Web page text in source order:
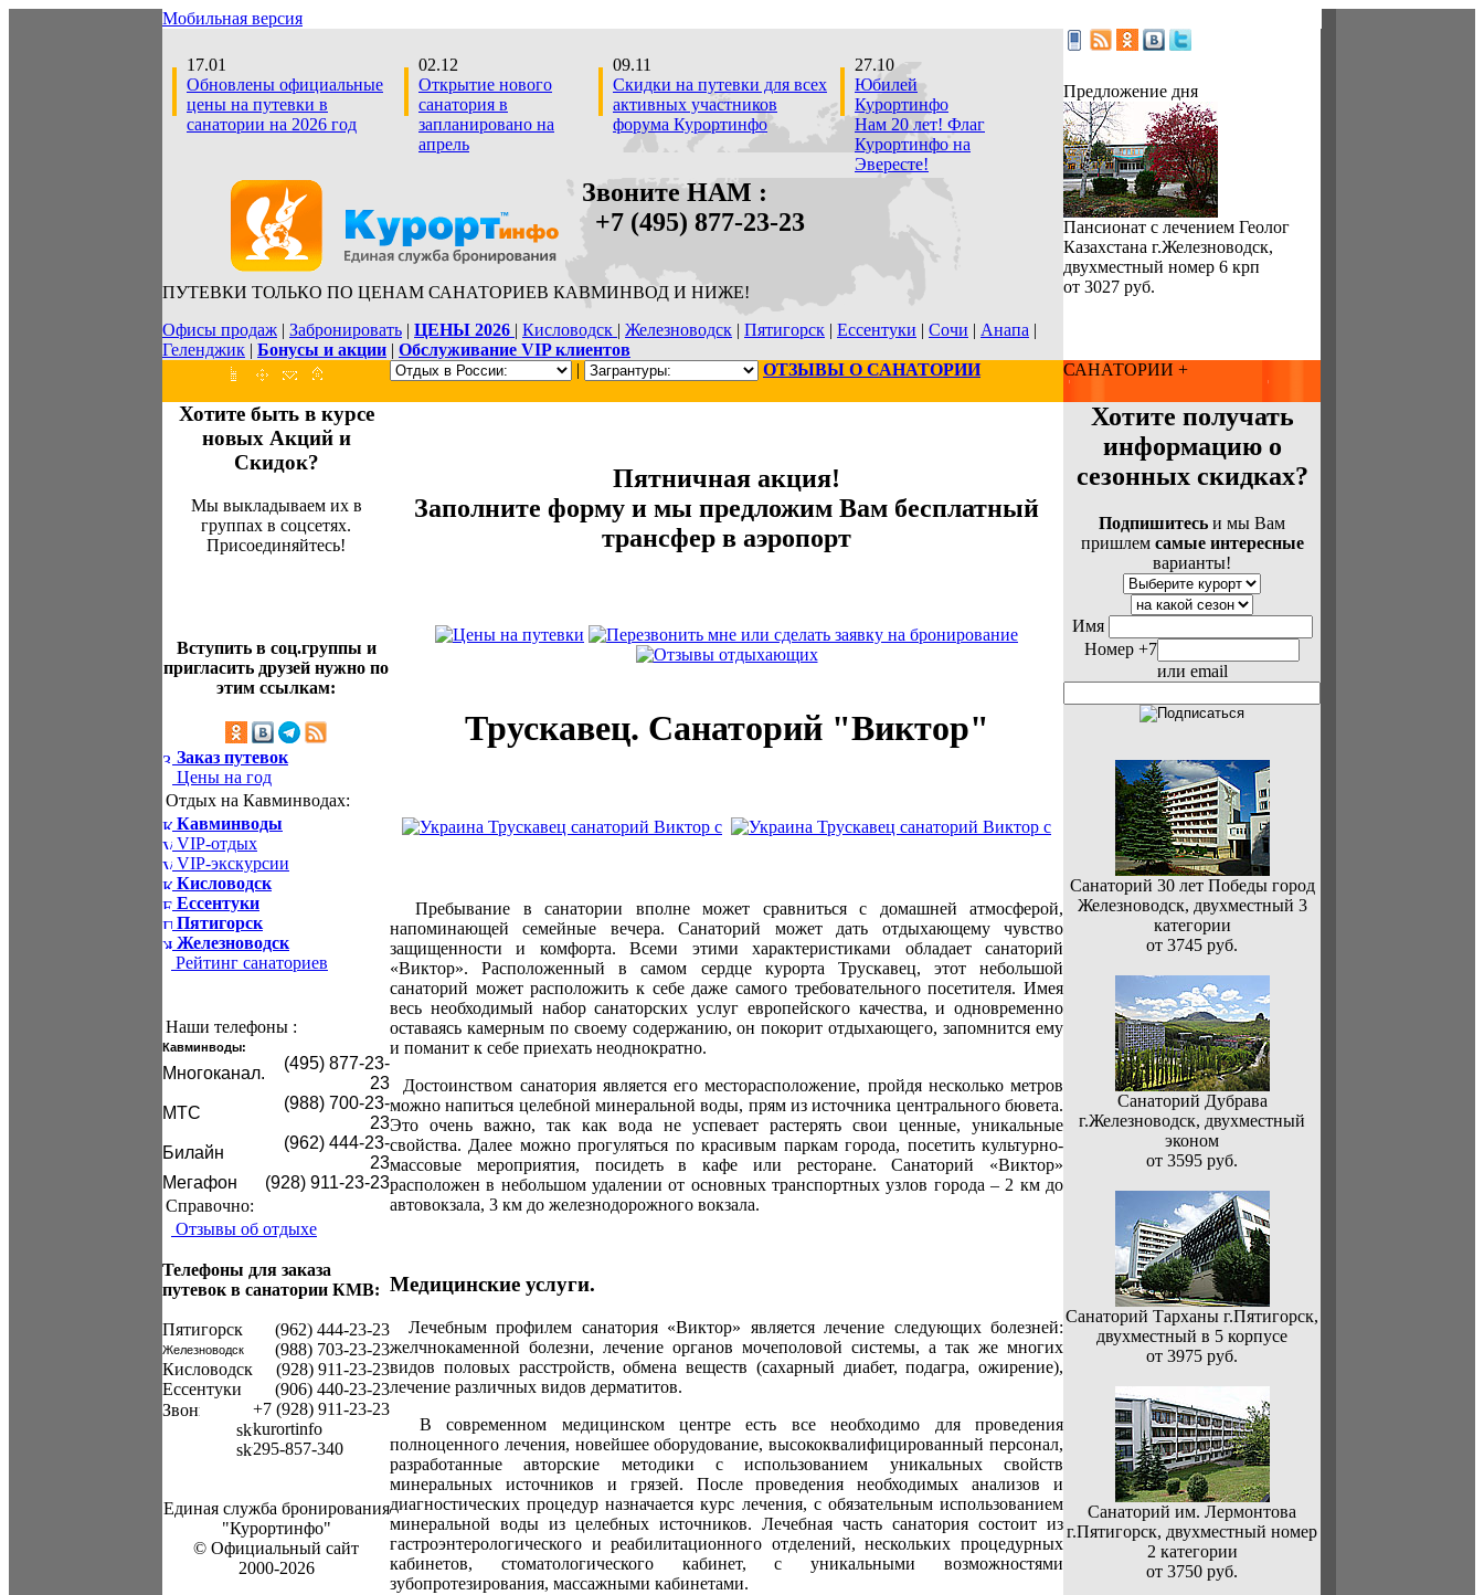
Мобильная версия
17.01
Обновлены официальные
цены на путевки в
санатории на 2026 год
02.12
Открытие нового
санатория в
запланировано на
апрель
09.11
Скидки на путевки для всех
активных участников
форума Курортинфо
27.10
Юбилей
Курортинфо
Нам 20 лет! Флаг
Курортинфо на
Эвересте!
Предложение дня
Пансионат с лечением Геолог
Казахстана г.Железноводск,
двухместный номер 6 крп
от 3027 руб.
Звоните НАМ :
+7 (495) 877-23-23
ПУТЕВКИ ТОЛЬКО ПО ЦЕНАМ САНАТОРИЕВ КАВМИНВОД И НИЖЕ!
Офисы продаж | Забронировать | ЦЕНЫ 2026 | Кисловодск | Железноводск | Пятигорск | Ессентуки | Сочи | Анапа |
Геленджик | Бонусы и акции | Обслуживание VIP клиентов
|
ОТЗЫВЫ О САНАТОРИИ САНАТОРИИ +
Хотите быть в курсе
новых Акций и
Скидок?
Мы выкладываем их в
группах в соцсетях.
Присоединяйтесь!
Вступить в соц.группы и
пригласить друзей нужно по
этим ссылкам:
Заказ путевок
Цены на год
Отдых на Кавминводах:
Кавминводы
VIP-отдых
VIP-экскурсии
Кисловодск
Ессентуки
Пятигорск
Железноводск
Рейтинг санаториев
Наши телефоны :
Кавминводы:
Mногоканал.
(495) 877-23-
23
МТС
(988) 700-23-
23
Билайн
(962) 444-23-
23
Мегафон
(928) 911-23-23
Справочно:
Отзывы об отдыхе
Телефоны для заказа
путевок в санатории КМВ:
Пятигорск (962) 444-23-23
Железноводск
(988) 703-23-23
Кисловодск
(928) 911-23-23
Ессентуки
(906) 440-23-23
+7 (928) 911-23-23
kurortinfo
295-857-340
Единая служба бронирования
"Курортинфо"
© Официальный сайт
2000-2026
Пятничная акция!
Заполните форму и мы предложим Вам бесплатный
трансфер в аэропорт
Трускавец. Санаторий "Виктор"
Пребывание в санатории вполне может сравниться с домашней атмосферой,
напоминающей семейные вечера. Санаторий может дать отдыхающему чувство
защищенности и комфорта. Всеми этими характеристиками обладает санаторий
«Виктор». Расположенный в самом сердце курорта Трускавец, этот небольшой
санаторий может расположить к себе даже самого требовательного посетителя. Имея
весь необходимый набор санаторских услуг европейского качества, и одновременно
оставаясь камерным по своему содержанию, он покорит отдыхающего, запомнится ему
и поманит к себе приехать неоднократно.
Достоинством санатория является его месторасположение, пройдя несколько метров
можно напиться целебной минеральной воды, прям из источника центрального бювета.
Это очень важно, так как вода не успевает растерять свои ценные, уникальные
свойства. Далее можно прогуляться по красивым паркам города, посетить культурно-
массовые мероприятия, посидеть в кафе или ресторане. Санаторий «Виктор»
расположен в небольшом удалении от основных транспортных узлов города – 2 км до
автовокзала, 3 км до железнодорожного вокзала.
Медицинские услуги.
Лечебным профилем санатория «Виктор» является лечение следующих болезней:
желчнокаменной болезни, лечение органов мочеполовой системы, а так же многих
видов половых расстройств, обмена веществ (сахарный диабет, подагра, ожирение),
лечение различных видов дерматитов.
В современном медицинском центре есть все необходимо для проведения
полноценного лечения, новейшее оборудование, высококвалифицированный персонал,
разработанные авторские методики с использованием уникальных свойств
минеральных источников и грязей. После проведения необходимых анализов и
диагностических процедур назначается курс лечения, с обязательным использованием
минеральной воды из целебных источников. Лечебная часть санатория состоит из
гастроэнтерологического и реабилитационного отделений, нескольких процедурных
кабинетов, стоматологического кабинет, с уникальными возможностями
зубопротезирования, массажными кабинетами.
Хотите получать
информацию о
сезонных скидках?
Подпишитесь и мы Вам
пришлем самые интересные
варианты!
Имя
Номер +7
или email
Санаторий 30 лет Победы город
Железноводск, двухместный 3
категории
от 3745 руб.
Санаторий Дубрава
г.Железноводск, двухместный
эконом
от 3595 руб.
Санаторий Тарханы г.Пятигорск,
двухместный в 5 корпусе
от 3975 руб.
Санаторий им. Лермонтова
г.Пятигорск, двухместный номер
2 категории
от 3750 руб.